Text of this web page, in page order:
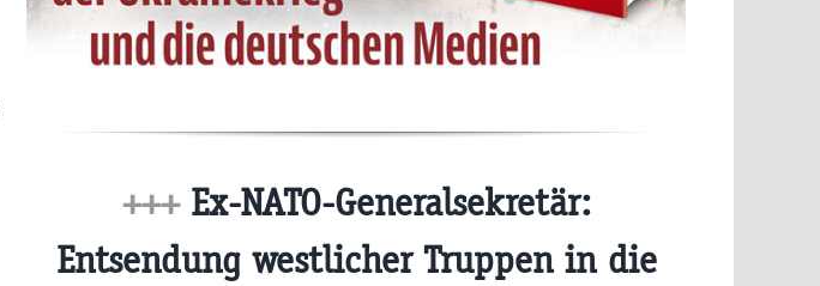
+++Ex-NATO-Generalsekretär:
Entsendung westlicher Truppen in die